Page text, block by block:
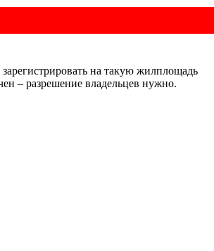
на такую жилплощадь
– разрешение владельцев нужно.